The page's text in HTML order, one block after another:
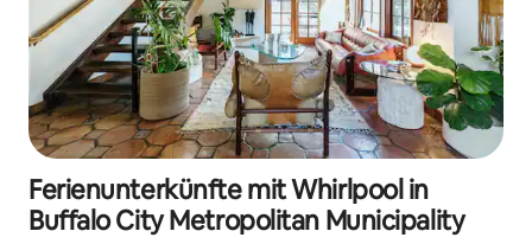
Ferienunterkünfte mit Whirlpool in
Buffalo City Metropolitan Municipality